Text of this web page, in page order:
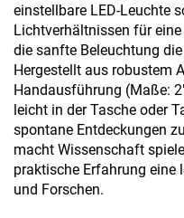
einstellbare LED-Leuchte
Lichtverhältnissen für
die sanfte Beleuchtung
Hergestellt aus robustem
Handausführung (Maße:
leicht in der Tasche oder
spontane Entdeckungen
macht Wissenschaft
praktische Erfahrung eine
und Forschen.